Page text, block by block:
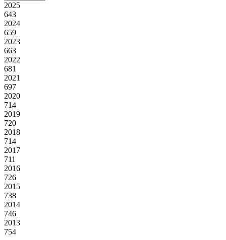
2025
643
2024
659
2023
663
2022
681
2021
697
2020
714
2019
720
2018
714
2017
711
2016
726
2015
738
2014
746
2013
754